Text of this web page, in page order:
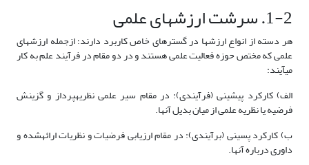
1-2. سرشت ارزش­های علمی
هر دسته از انواع ارزش­ها در گستره­ای خاص کاربرد دارند؛ ازجمله ارزش­های
علمی که مختص حوزه فعالیت علمی هستند و در دو مقام در فرآیند علم به کار
می­آیند:
الف) کارکرد پیشینی (فرآیندی): در مقام سیر علمی نظریه­پرداز و گزینش
فرضیه یا نظریه علمی از میان بدیل آنها.
ب) کارکرد پسینی (برآیندی): در مقام ارزیابی فرضیات و نظریات ارائه­شده و
داوری درباره آنها.